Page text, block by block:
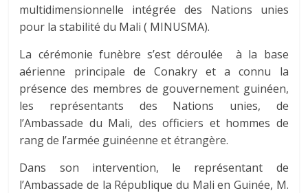
multidimensionnelle intégrée des Nations unies
pour la stabilité du Mali ( MINUSMA).
La cérémonie funèbre s’est déroulée à la base
aérienne principale de Conakry et a connu la
présence des membres de gouvernement guinéen,
les représentants des Nations unies, de
l’Ambassade du Mali, des officiers et hommes de
rang de l’armée guinéenne et étrangère.
Dans son intervention, le représentant de
l’Ambassade de la République du Mali en Guinée, M.